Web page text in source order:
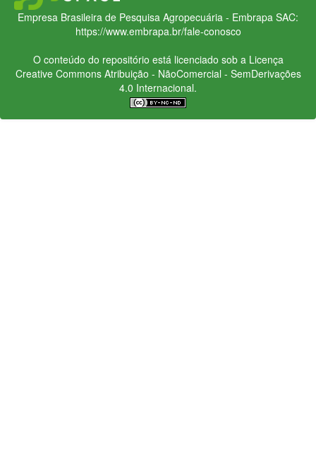
Empresa Brasileira de Pesquisa Agropecuária - Embrapa SAC:
https://www.embrapa.br/fale-conosco
O conteúdo do repositório está licenciado sob a Licença
Creative CommonsAtribuição - NãoComercial - SemDerivações
4.0 Internacional.